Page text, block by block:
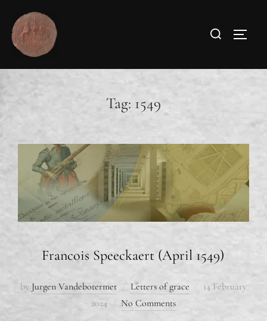
Tag: 1549
Francois Speeckaert (April 1549)
by Jurgen Vandebotermet Letters of grace
14 February
2024
No Comments